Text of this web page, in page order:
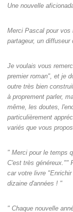
Une nouvelle
Merci Pascal pour
partageur, un diffuseur
Je voulais vous
premier roman", et je
outre très bien
à proprement parler,
même, les doutes,
particulièrement
variés que vous
" Merci pour le temps
C'est très généreux.""
car votre livre
dizaine d'années ! "
" Chaque nouvelle